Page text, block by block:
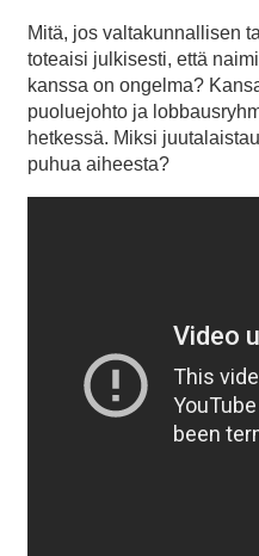
Mitä, jos valtakunnallisen
toteaisi julkisesti, että
kanssa on ongelma?
puoluejohto ja
hetkessä. Miksi
puhua aiheesta?